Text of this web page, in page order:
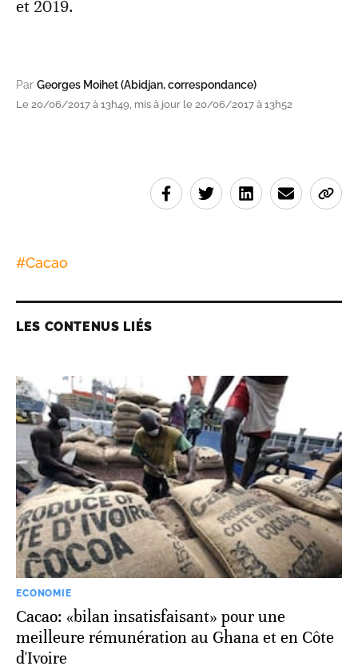
et 2019.
Par Georges Moihet (Abidjan, correspondance)
Le 20/06/2017 à 13h49, mis à jour le 20/06/2017 à 13h52
#Cacao
LES CONTENUS LIÉS
ECONOMIE
Cacao: «bilan insatisfaisant» pour une
meilleure rémunération au Ghana et en Côte
d'Ivoire